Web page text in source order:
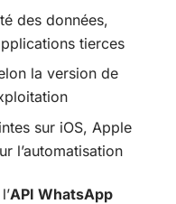
des données,
tierces
la version de
sur iOS, Apple
l’automatisation
API WhatsApp